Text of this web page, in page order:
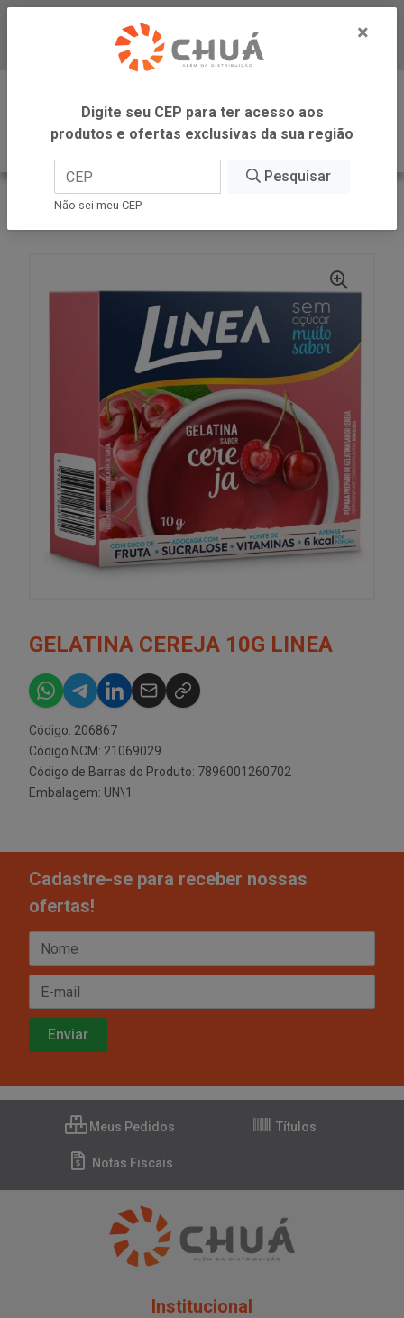
Baixe já nosso APP
0
INÍCIO
LINEA ALIMENTOS
GELATINA CEREJA 10G LINEA
Código: 206867
Código NCM: 21069029
Código de Barras do Produto: 7896001260702
Embalagem: UN\1
Cadastre-se para receber nossas
ofertas!
Meus Pedidos Títulos
Notas Fiscais
Institucional
×
Digite seu CEP para ter acesso aos
produtos e ofertas exclusivas da sua região
Pesquisar
Não sei meu CEP